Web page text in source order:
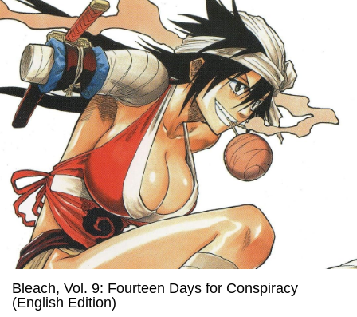
Bleach, Vol. 9: Fourteen Days for Conspiracy
(English Edition)